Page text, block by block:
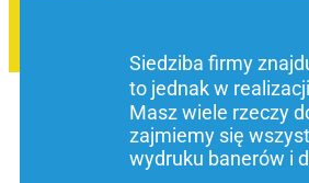
Siedziba firmy
to jednak w
Masz wiele rzeczy
zajmiemy się
wydruku banerów i